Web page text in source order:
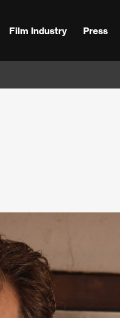
Film Industry Press